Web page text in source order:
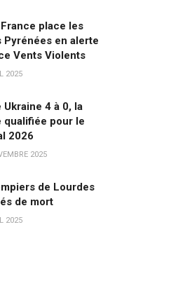
place les
Pyrénées en alerte
Vents Violents
2025
Ukraine 4 à 0, la
qualifiée pour le
2026
2025
de Lourdes
de mort
2025